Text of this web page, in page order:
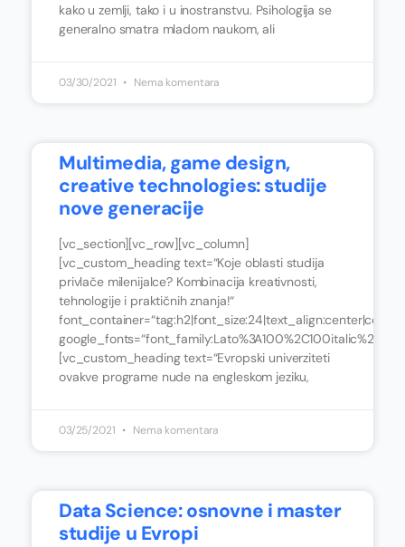
kako u zemlji, tako i u inostranstvu. Psihologija se
generalno smatra mladom naukom, ali
03/30/2021 Nema komentara
Multimedia, game design,
creative technologies: studije
nove generacije
[vc_section][vc_row][vc_column]
[vc_custom_heading text=“Koje oblasti studija
privlače milenijalce? Kombinacija kreativnosti,
tehnologije i praktičnih znanja!“
[vc_custom_heading text=“Evropski univerziteti
ovakve programe nude na engleskom jeziku,
03/25/2021 Nema komentara
Data Science: osnovne i master
studije u Evropi